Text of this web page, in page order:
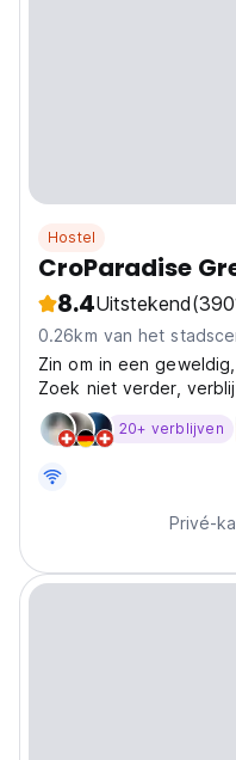
Hostel
CroParadise
8.4Uitstekend
0.26km van het
Zin om in een
Zoek niet verder,
20+ verblijven
Privé-